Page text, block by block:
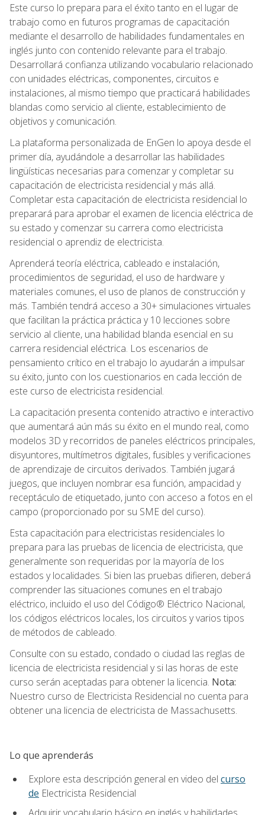
Este curso lo prepara para el éxito tanto en el lugar de
trabajo como en futuros programas de capacitación
mediante el desarrollo de habilidades fundamentales en
inglés junto con contenido relevante para el trabajo.
Desarrollará confianza utilizando vocabulario relacionado
con unidades eléctricas, componentes, circuitos e
instalaciones, al mismo tiempo que practicará habilidades
blandas como servicio al cliente, establecimiento de
objetivos y comunicación.
La plataforma personalizada de EnGen lo apoya desde el
primer día, ayudándole a desarrollar las habilidades
lingüísticas necesarias para comenzar y completar su
capacitación de electricista residencial y más allá.
Completar esta capacitación de electricista residencial lo
preparará para aprobar el examen de licencia eléctrica de
su estado y comenzar su carrera como electricista
residencial o aprendiz de electricista.
Aprenderá teoría eléctrica, cableado e instalación,
procedimientos de seguridad, el uso de hardware y
materiales comunes, el uso de planos de construcción y
más. También tendrá acceso a 30+ simulaciones virtuales
que facilitan la práctica práctica y 10 lecciones sobre
servicio al cliente, una habilidad blanda esencial en su
carrera residencial eléctrica. Los escenarios de
pensamiento crítico en el trabajo lo ayudarán a impulsar
su éxito, junto con los cuestionarios en cada lección de
este curso de electricista residencial.
La capacitación presenta contenido atractivo e interactivo
que aumentará aún más su éxito en el mundo real, como
modelos 3D y recorridos de paneles eléctricos principales,
disyuntores, multímetros digitales, fusibles y verificaciones
de aprendizaje de circuitos derivados. También jugará
juegos, que incluyen nombrar esa función, ampacidad y
receptáculo de etiquetado, junto con acceso a fotos en el
campo (proporcionado por su SME del curso).
Esta capacitación para electricistas residenciales lo
prepara para las pruebas de licencia de electricista, que
generalmente son requeridas por la mayoría de los
estados y localidades. Si bien las pruebas difieren, deberá
comprender las situaciones comunes en el trabajo
eléctrico, incluido el uso del Código® Eléctrico Nacional,
los códigos eléctricos locales, los circuitos y varios tipos
de métodos de cableado.
Consulte con su estado, condado o ciudad las reglas de
licencia de electricista residencial y si las horas de este
curso serán aceptadas para obtener la licencia. Nota:
Nuestro curso de Electricista Residencial no cuenta para
obtener una licencia de electricista de Massachusetts.
Lo que aprenderás
Explore esta descripción general en video del curso
de Electricista Residencial
Adquirir vocabulario básico en inglés y habilidades